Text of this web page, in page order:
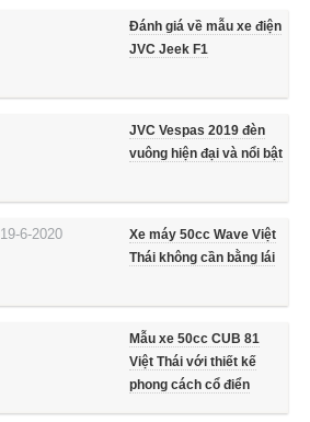
Đánh giá về mẫu xe điện
JVC Jeek F1
JVC Vespas 2019 đèn
vuông hiện đại và nổi bật
Xe máy 50cc Wave Việt
Thái không cần bằng lái
19-6-2020
Mẫu xe 50cc CUB 81
Việt Thái với thiết kế
phong cách cổ điển